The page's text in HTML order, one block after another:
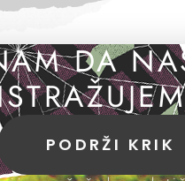
DA
PODRŽI KRIK